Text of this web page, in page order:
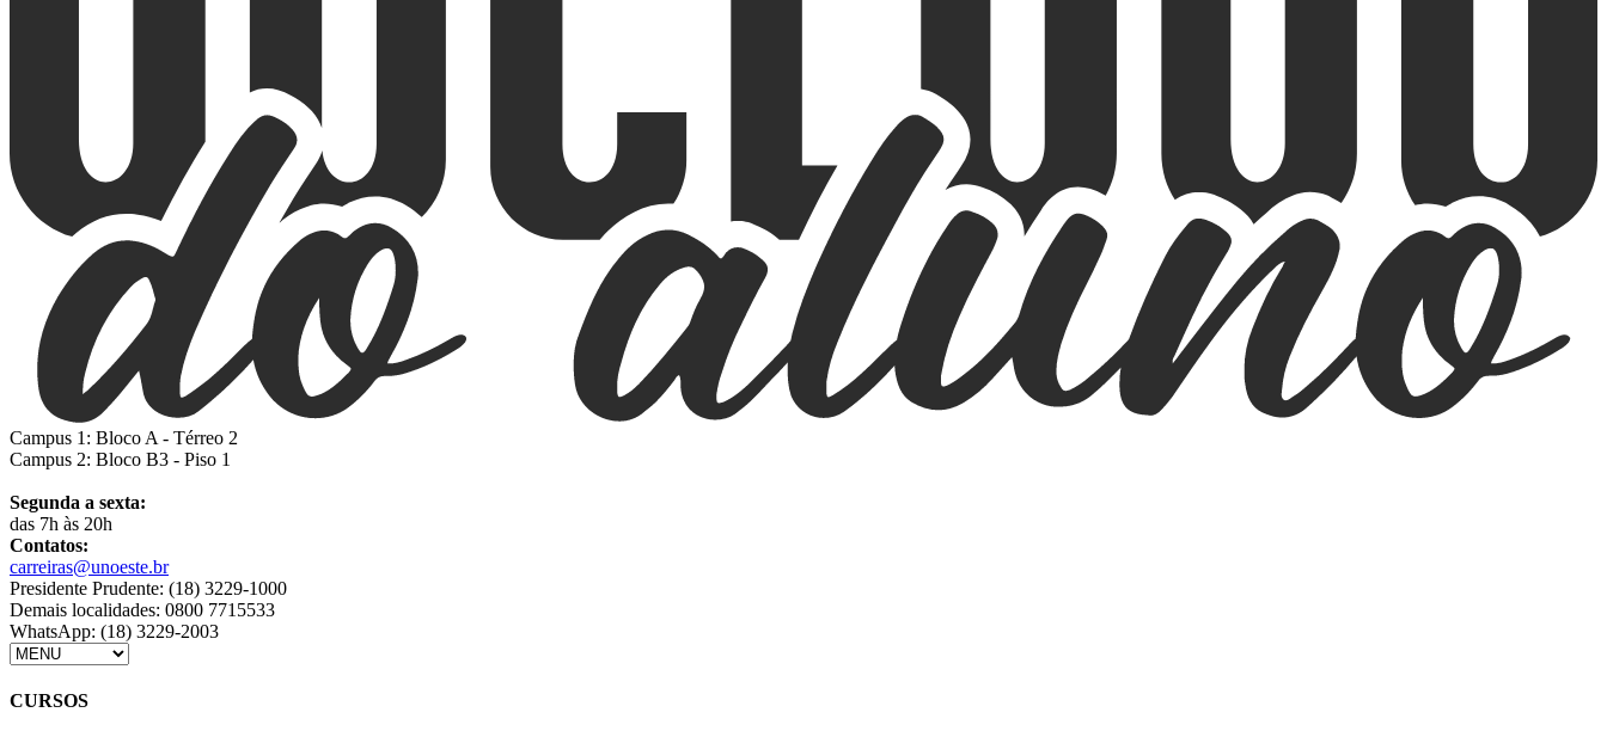
Campus 1: Bloco A - Térreo 2
Campus 2: Bloco B3 - Piso 1
Segunda a sexta:
das 7h às 20h
Contatos:
carreiras@unoeste.br
Presidente Prudente: (18) 3229-1000
Demais localidades: 0800 7715533
WhatsApp: (18) 3229-2003
CURSOS